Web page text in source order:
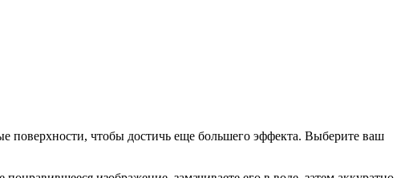
поверхности, чтобы достичь еще большего эффекта. Выберите ваш